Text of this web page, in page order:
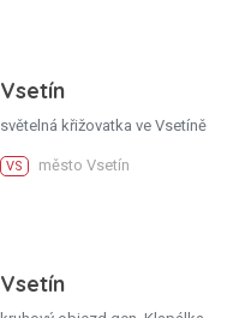
Vsetín
světelná křižovatka ve Vsetíně
VS město Vsetín
Vsetín